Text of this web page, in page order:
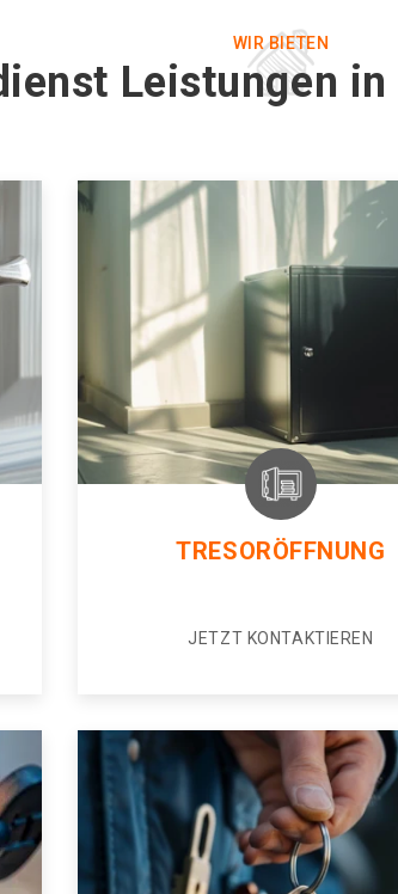
WIR BIETEN
Leistungen in
TRESORÖFFNUNG
JETZT KONTAKTIEREN